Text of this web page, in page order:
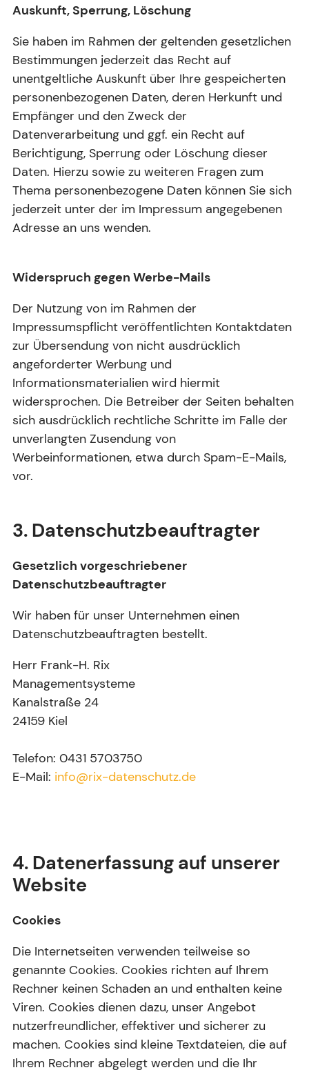
Auskunft, Sperrung, Löschung
Sie haben im Rahmen der geltenden gesetzlichen
Bestimmungen jederzeit das Recht auf
unentgeltliche Auskunft über Ihre gespeicherten
personenbezogenen Daten, deren Herkunft und
Empfänger und den Zweck der
Datenverarbeitung und ggf. ein Recht auf
Berichtigung, Sperrung oder Löschung dieser
Daten. Hierzu sowie zu weiteren Fragen zum
Thema personenbezogene Daten können Sie sich
jederzeit unter der im Impressum angegebenen
Adresse an uns wenden.
Widerspruch gegen Werbe-Mails
Der Nutzung von im Rahmen der
Impressumspflicht veröffentlichten Kontaktdaten
zur Übersendung von nicht ausdrücklich
angeforderter Werbung und
Informationsmaterialien wird hiermit
widersprochen. Die Betreiber der Seiten behalten
sich ausdrücklich rechtliche Schritte im Falle der
unverlangten Zusendung von
Werbeinformationen, etwa durch Spam-E-Mails,
vor.
3. Datenschutzbeauftragter
Gesetzlich vorgeschriebener
Datenschutzbeauftragter
Wir haben für unser Unternehmen einen
Datenschutzbeauftragten bestellt.
Herr Frank-H. Rix
Managementsysteme
Kanalstraße 24
24159 Kiel
Telefon: 0431 5703750
E-Mail: info@rix-datenschutz.de
4. Datenerfassung auf unserer
Website
Cookies
Die Internetseiten verwenden teilweise so
genannte Cookies. Cookies richten auf Ihrem
Rechner keinen Schaden an und enthalten keine
Viren. Cookies dienen dazu, unser Angebot
nutzerfreundlicher, effektiver und sicherer zu
machen. Cookies sind kleine Textdateien, die auf
Ihrem Rechner abgelegt werden und die Ihr